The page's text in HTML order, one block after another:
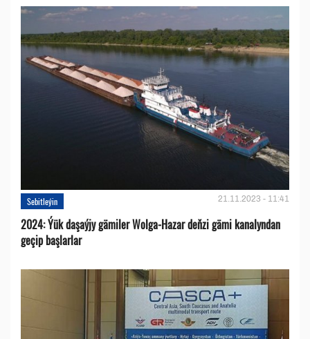
Sebitleýin 21.11.2023 - 11:41
2024: Ýük daşaýjy gämiler Wolga-Hazar deňzi gämi kanalyndan
geçip başlarlar